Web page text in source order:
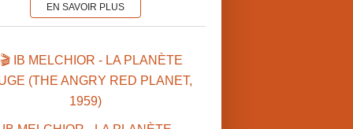
EN SAVOIR PLUS
CINÉMA BRITANNIQUE
IB MELCHIOR - LA PLANÈTE
(THE ANGRY RED PLANET,
1959)